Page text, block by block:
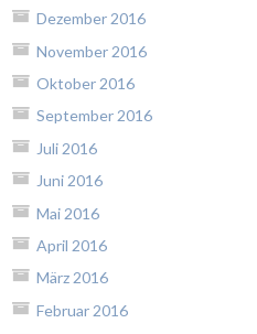
Dezember 2016
November 2016
Oktober 2016
September 2016
Juli 2016
Juni 2016
Mai 2016
April 2016
März 2016
Februar 2016